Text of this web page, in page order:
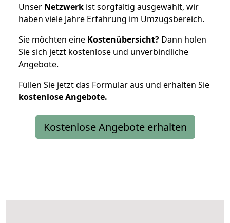
Unser Netzwerk ist sorgfältig ausgewählt, wir
haben viele Jahre Erfahrung im Umzugsbereich.
Sie möchten eine Kostenübersicht? Dann holen
Sie sich jetzt kostenlose und unverbindliche
Angebote.
Füllen Sie jetzt das Formular aus und erhalten Sie
kostenloseAngebote.
Kostenlose Angebote erhalten